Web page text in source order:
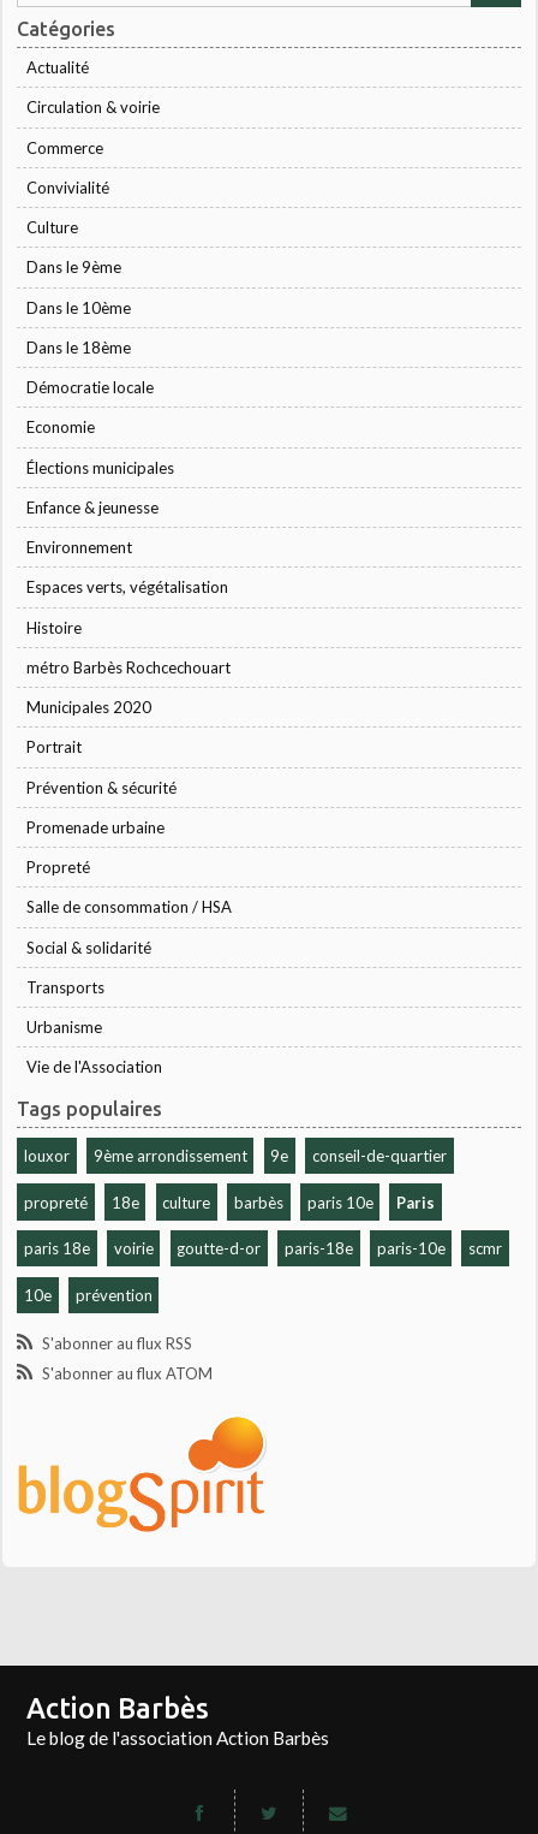
Catégories
Actualité
Circulation & voirie
Commerce
Convivialité
Culture
Dans le 9ème
Dans le 10ème
Dans le 18ème
Démocratie locale
Economie
Élections municipales
Enfance & jeunesse
Environnement
Espaces verts, végétalisation
Histoire
métro Barbès Rochcechouart
Municipales 2020
Portrait
Prévention & sécurité
Promenade urbaine
Propreté
Salle de consommation / HSA
Social & solidarité
Transports
Urbanisme
Vie de l'Association
Tags populaires
louxor 9ème arrondissement 9e conseil-de-quartier
propreté 18e culture barbès paris 10e Paris
paris 18e voirie goutte-d-or paris-18e paris-10e scmr
10e prévention
S'abonner au flux RSS
S'abonner au flux ATOM
Action Barbès
Le blog de l'association Action Barbès